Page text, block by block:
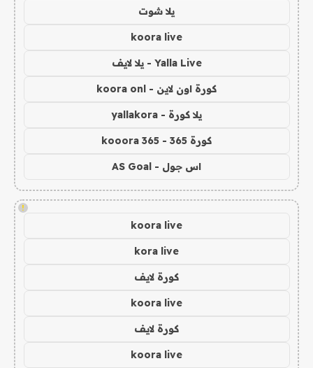
يلا شوت
koora live
Yalla Live - يلا لايف
كورة اون لاين - koora onl
يلا كورة - yallakora
كورة 365 - kooora 365
اس جول - AS Goal
!
koora live
kora live
كورة لايف
koora live
كورة لايف
koora live